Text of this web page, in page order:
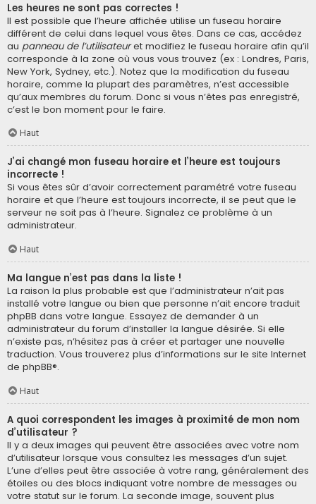
Les heures ne sont pas correctes !
Il est possible que l’heure affichée utilise un fuseau horaire
différent de celui dans lequel vous êtes. Dans ce cas, accédez
au panneau de l’utilisateuret modifiez le fuseau horaire afin qu’il
corresponde à la zone où vous vous trouvez (ex : Londres, Paris,
New York, Sydney, etc.). Notez que la modification du fuseau
horaire, comme la plupart des paramètres, n’est accessible
qu’aux membres du forum. Donc si vous n’êtes pas enregistré,
c’est le bon moment pour le faire.
Haut
J’ai changé mon fuseau horaire et l’heure est toujours
incorrecte !
Si vous êtes sûr d’avoir correctement paramétré votre fuseau
horaire et que l’heure est toujours incorrecte, il se peut que le
serveur ne soit pas à l’heure. Signalez ce problème à un
administrateur.
Haut
Ma langue n’est pas dans la liste !
La raison la plus probable est que l’administrateur n’ait pas
installé votre langue ou bien que personne n’ait encore traduit
phpBB dans votre langue. Essayez de demander à un
administrateur du forum d’installer la langue désirée. Si elle
n’existe pas, n’hésitez pas à créer et partager une nouvelle
traduction. Vous trouverez plus d’informations sur le site Internet
de phpBB®.
Haut
A quoi correspondent les images à proximité de mon nom
d’utilisateur ?
Il y a deux images qui peuvent être associées avec votre nom
d’utilisateur lorsque vous consultez les messages d’un sujet.
L’une d’elles peut être associée à votre rang, généralement des
étoiles ou des blocs indiquant votre nombre de messages ou
votre statut sur le forum. La seconde image, souvent plus